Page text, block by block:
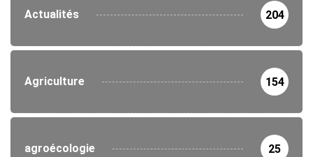
Actualités 204
Agriculture 154
agroécologie 25